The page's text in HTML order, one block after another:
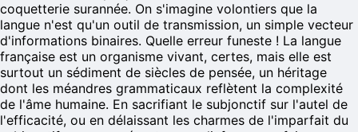
coquetterie surannée. On s'imagine volontiers que la
langue n'est qu'un outil de transmission, un simple vecteur
d'informations binaires. Quelle erreur funeste ! La langue
française est un organisme vivant, certes, mais elle est
surtout un sédiment de siècles de pensée, un héritage
dont les méandres grammaticaux reflètent la complexité
de l'âme humaine. En sacrifiant le subjonctif sur l'autel de
l'efficacité, ou en délaissant les charmes de l'imparfait du